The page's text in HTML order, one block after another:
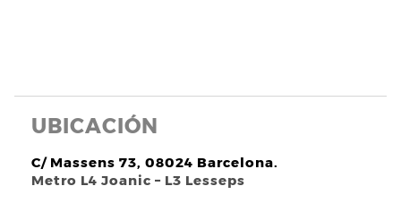
UBICACIÓN
C/ Massens 73, 08024 Barcelona.
Metro L4 Joanic – L3 Lesseps